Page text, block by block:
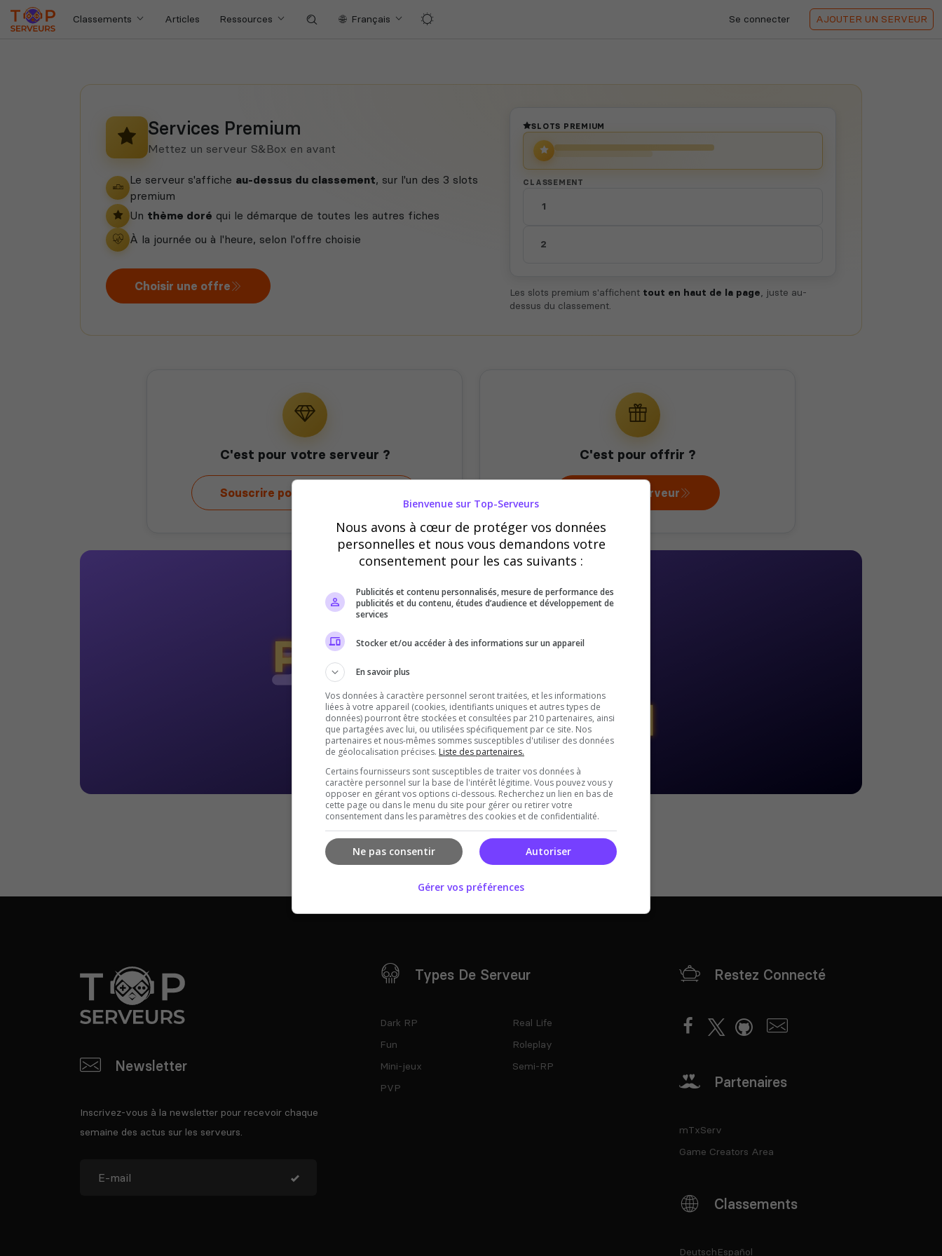
Classements Articles Ressources Français Se connecter AJOUTER UN SERVEUR
Services Premium
Mettez un serveur S&Box en avant
Le serveur s'affiche au-dessus du classement, sur l'un des 3 slots
premium
Un thème doré qui le démarque de toutes les autres fiches
À la journée ou à l'heure, selon l'offre choisie
Choisir une offre
SLOTS PREMIUM
CLASSEMENT
1
2
Les slots premium s'affichent tout en haut de la page, juste au-
dessus du classement.
C'est pour votre serveur ?
Souscrire pour mon serveur
C'est pour offrir ?
Offrir au serveur
Offres Premiums soumises à nosConditions Générales de ventes
Newsletter
Inscrivez-vous à la newsletter pour recevoir chaque
semaine des actus sur les serveurs.
Types De Serveur
Dark RP
Fun
Mini-jeux
PVP
Real Life
Roleplay
Semi-RP
Restez Connecté
Partenaires
mTxServ
Game Creators Area
Classements
DeutschEspañol
Bienvenue sur Top-Serveurs
Nous avons à cœur de protéger vos données
personnelles et nous vous demandons votre
consentement pour les cas suivants :
Publicités et contenu personnalisés, mesure de performance des
publicités et du contenu, études d’audience et développement de
services
Stocker et/ou accéder à des informations sur un appareil
En savoir plus
Vos données à caractère personnel seront traitées, et les informations
liées à votre appareil (cookies, identifiants uniques et autres types de
données) pourront être stockées et consultées par 210 partenaires, ainsi
que partagées avec lui, ou utilisées spécifiquement par ce site. Nos
partenaires et nous-mêmes sommes susceptibles d'utiliser des données
de géolocalisation précises. Liste des partenaires.
Certains fournisseurs sont susceptibles de traiter vos données à
caractère personnel sur la base de l'intérêt légitime. Vous pouvez vous y
opposer en gérant vos options ci-dessous. Recherchez un lien en bas de
cette page ou dans le menu du site pour gérer ou retirer votre
consentement dans les paramètres des cookies et de confidentialité.
Autoriser
Ne pas consentir
Gérer vos préférences